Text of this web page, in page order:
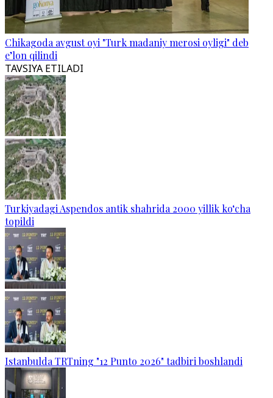
Chikagoda avgust oyi "Turk madaniy merosi oyligi" deb
e’lon qilindi
TAVSIYA ETILADI
Turkiyadagi Aspendos antik shahrida 2000 yillik ko‘cha
topildi
Istanbulda TRTning "12 Punto 2026" tadbiri boshlandi